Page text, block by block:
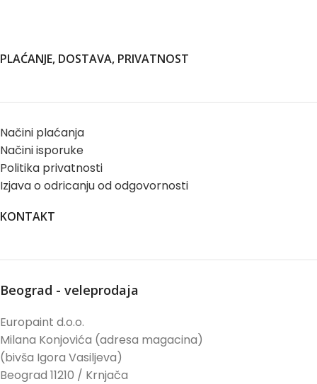
PLAĆANJE, DOSTAVA, PRIVATNOST
Načini plaćanja
Načini isporuke
Politika privatnosti
Izjava o odricanju od odgovornosti
KONTAKT
Beograd - veleprodaja
Europaint d.o.o.
Milana Konjovića (adresa magacina)
(bivša Igora Vasiljeva)
Beograd 11210 / Krnjača